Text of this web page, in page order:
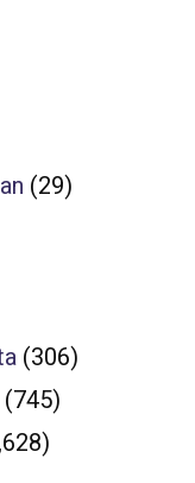
(29)
(306)
(745)